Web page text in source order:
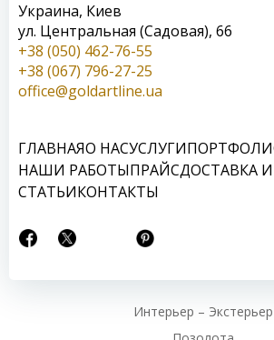
Украина, Киев
ул. Центральная (Садовая), 66
+38 (050) 462-76-55
+38 (067) 796-27-25
office@goldartline.ua
ГЛАВНАЯО НАСУСЛУГИ
НАШИ РАБОТЫПРАЙСДОСТАВКА
СТАТЬИКОНТАКТЫ
Интерьер – Экстерьер